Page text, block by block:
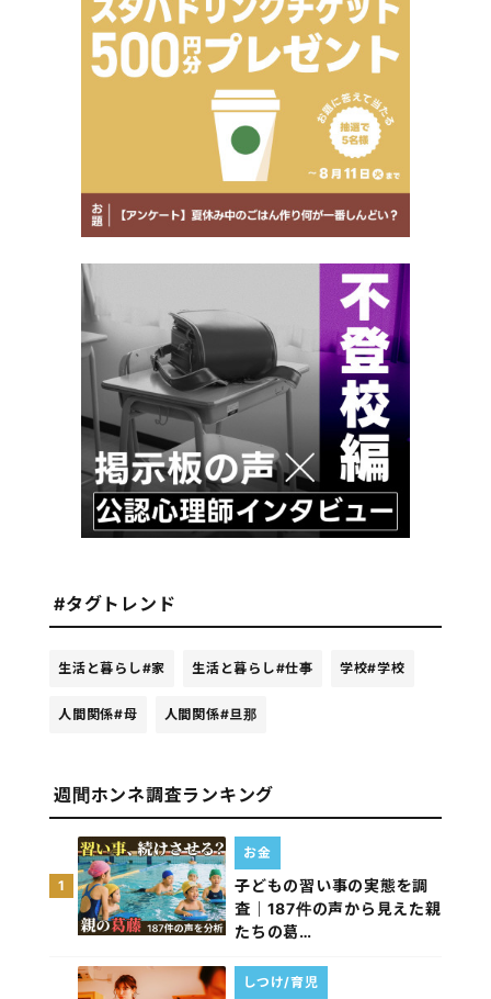
#タグトレンド
生活と暮らし#家 生活と暮らし#仕事 学校#学校
人間関係#母 人間関係#旦那
週間ホンネ調査ランキング
1
子どもの習い事の実態を調
査｜187件の声から見えた親
たちの葛…
お金
しつけ/育児